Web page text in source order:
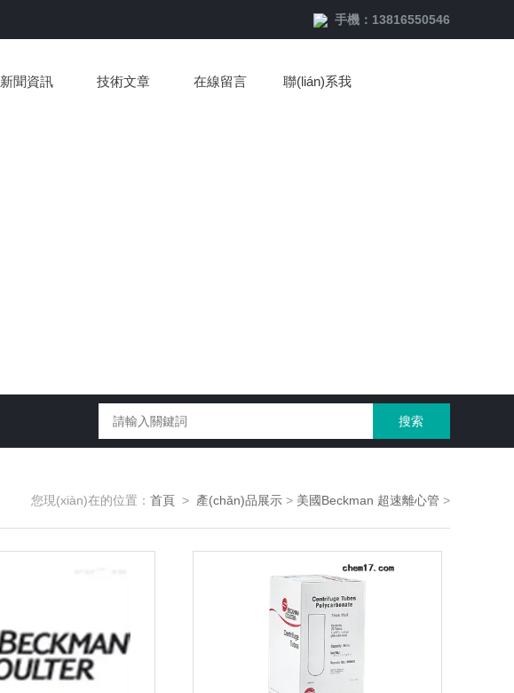
手機：13816550546
新聞資訊 技術文章 在線留言 聯(lián)系我
您現(xiàn)在的位置： 首頁 > 產(chǎn)品展示 > 美國Beckman 超速離心管 >